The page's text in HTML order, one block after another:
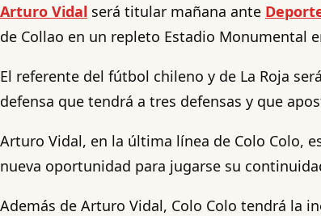
Arturo Vidal será titular mañana ante
de Collao en un repleto Estadio Monumental
El referente del fútbol chileno y de La Roja
defensa que tendrá a tres defensas y que
Arturo Vidal, en la última línea de Colo Colo,
nueva oportunidad para jugarse su
Además de Arturo Vidal, Colo Colo tendrá la